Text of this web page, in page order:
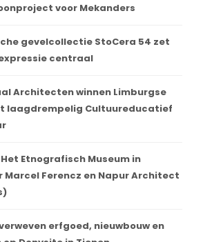
voor Mekanders
gevelcollectie StoCera 54 zet
centraal
Architecten winnen Limburgse
laagdrempelig Cultuureducatief
Het Etnografisch Museum in
Marcel Ferencz en Napur Architect
verweven erfgoed, nieuwbouw en